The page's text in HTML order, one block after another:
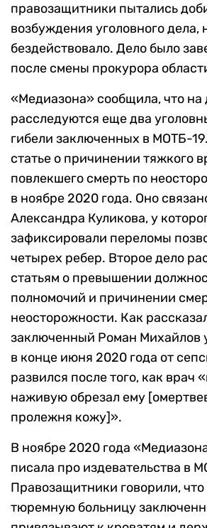
правозащитники пытались
возбуждения уголовного дела,
бездействовало. Дело было
после смены прокурора
«Медиазона» сообщила, что
расследуются еще два
гибели заключенных в МОТБ-
статье о причинении тяжкого
повлекшего смерть по
в ноябре 2020 года. Оно
Александра Куликова, у
зафиксировали переломы
четырех ребер. Второе дело
статьям о превышении
полномочий и причинении
неосторожности. Как
заключенный Роман Михайлов
в конце июня 2020 года от
развился после того, как врач
наживую обрезал ему
пролежня кожу]».
В ноябре 2020 года
писала про издевательства в
Правозащитники говорили,
тюремную больницу